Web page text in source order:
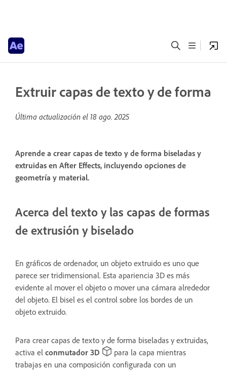
Extruir capas de texto y de forma
Última actualización el 18 ago. 2025
Aprende a crear capas de texto y de forma biseladas y
extruidas en After Effects, incluyendo opciones de
geometría y material.
Acerca del texto y las capas de formas
de extrusión y biselado
En gráficos de ordenador, un objeto extruido es uno que
parece ser tridimensional. Esta apariencia 3D es más
evidente al mover el objeto o mover una cámara alrededor
del objeto. El bisel es el control sobre los bordes de un
objeto extruido.
Para crear capas de texto y de forma biseladas y extruidas,
activa el conmutador 3D
para la capa mientras
trabajas en una composición configurada con un